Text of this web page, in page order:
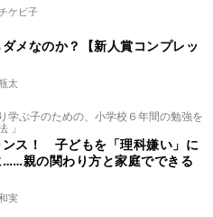
ケビ子
ダメなのか？【新人賞コンプレッ
太
学ぶ子のための、小学校６年間の勉強を
」
ンス！ 子どもを「理科嫌い」に
……親の関わり方と家庭でできる
実